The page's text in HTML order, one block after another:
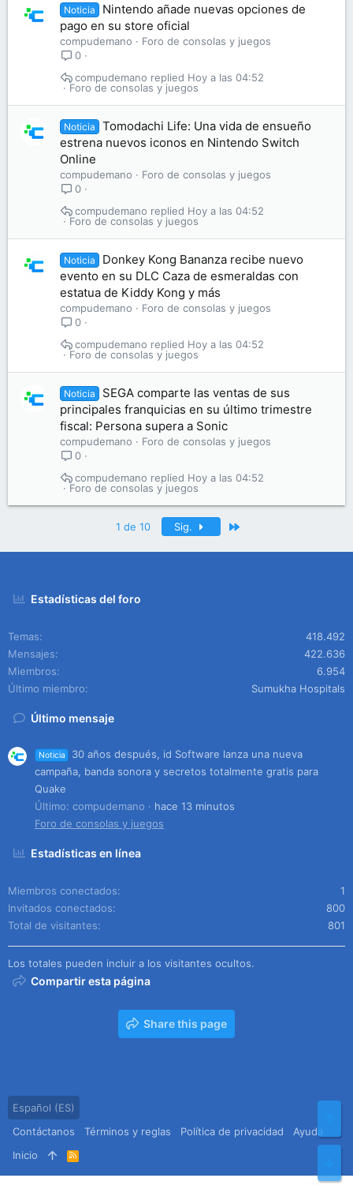
Noticia
Nintendo añade nuevas opciones de
pago en su store oficial
compudemano
Foro de consolas y juegos
0
Foro de consolas y juegos
Hoy a las 04:52
compudemano
Noticia
Tomodachi Life: Una vida de ensueño
estrena nuevos iconos en Nintendo Switch
Online
compudemano
Foro de consolas y juegos
0
Foro de consolas y juegos
Hoy a las 04:52
compudemano
Noticia
Donkey Kong Bananza recibe nuevo
evento en su DLC Caza de esmeraldas con
estatua de Kiddy Kong y más
compudemano
Foro de consolas y juegos
0
Foro de consolas y juegos
Hoy a las 04:52
compudemano
Noticia
SEGA comparte las ventas de sus
principales franquicias en su último trimestre
fiscal: Persona supera a Sonic
compudemano
Foro de consolas y juegos
0
Foro de consolas y juegos
Hoy a las 04:52
compudemano
1 de 10 Sig.
Estadísticas del foro
Temas
418.492
Mensajes
422.636
Miembros
6.954
Último miembro
Sumukha Hospitals
Último mensaje
Noticia
30 años después, id Software lanza una nueva
campaña, banda sonora y secretos totalmente gratis para
Quake
Último: compudemano
hace 13 minutos
Foro de consolas y juegos
Estadísticas en línea
Miembros conectados
1
Invitados conectados
800
Total de visitantes
801
Los totales pueden incluir a los visitantes ocultos.
Compartir esta página
Share this page
Español (ES)
Contáctanos
Términos y reglas Política de privacidad
Ayuda
Inicio
R
S
S